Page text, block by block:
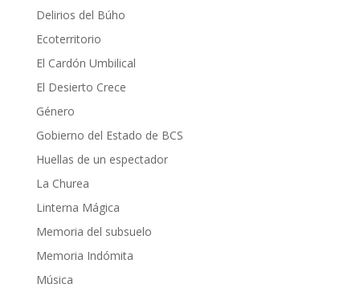
Delirios del Búho
Ecoterritorio
El Cardón Umbilical
El Desierto Crece
Género
Gobierno del Estado de BCS
Huellas de un espectador
La Churea
Linterna Mágica
Memoria del subsuelo
Memoria Indómita
Música